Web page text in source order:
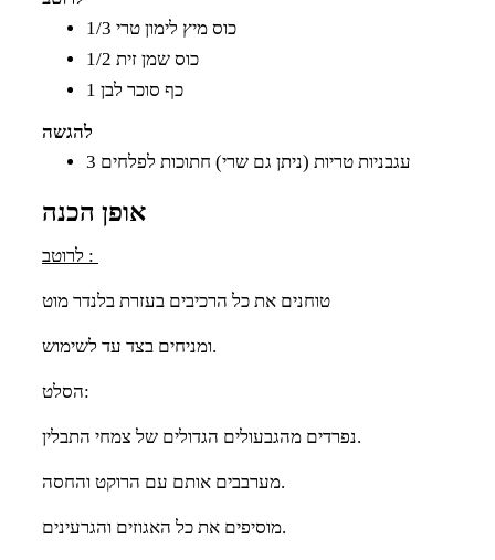
1/3 כוס מיץ לימון טרי
1/2 כוס שמן זית
1 כף סוכר לבן
להגשה
3 עגבניות טריות (ניתן גם שרי) חתוכות לפלחים
אופן הכנה
לרוטב :
טוחנים את כל הרכיבים בעזרת בלנדר מוט
ומניחים בצד עד לשימוש.
הסלט:
נפרדים מהגבעולים הגדולים של צמחי התבלין.
מערבבים אותם עם הרוקט והחסה.
מוסיפים את כל האגוזים והגרעינים.